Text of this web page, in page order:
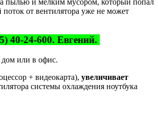
от вентилятора уже не может
40-24-600. Евгений.
дом или в офис.
+ видеокарта), увеличивает
системы охлаждения ноутбука